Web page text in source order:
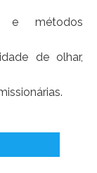
e métodos
de olhar,